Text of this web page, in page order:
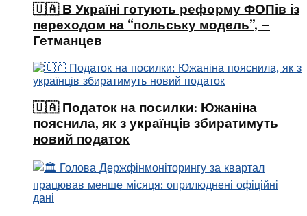
🇺🇦 В Україні готують реформу ФОПів із
переходом на “польську модель”, –
Гетманцев
🇺🇦 Податок на посилки: Южаніна
пояснила, як з українців збиратимуть
новий податок